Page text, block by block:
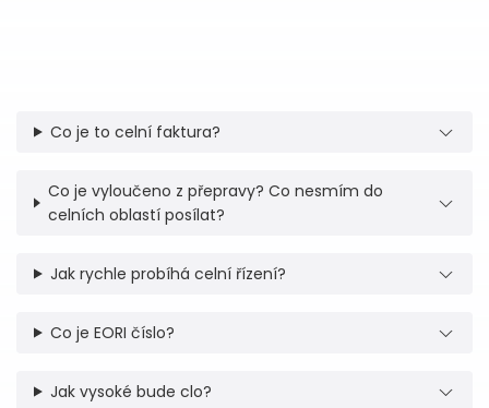
Co je to celní faktura?
Co je vyloučeno z přepravy? Co nesmím do
celních oblastí posílat?
Jak rychle probíhá celní řízení?
Co je EORI číslo?
Jak vysoké bude clo?